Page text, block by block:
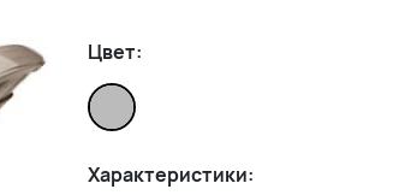
Цвет:
Характеристики: